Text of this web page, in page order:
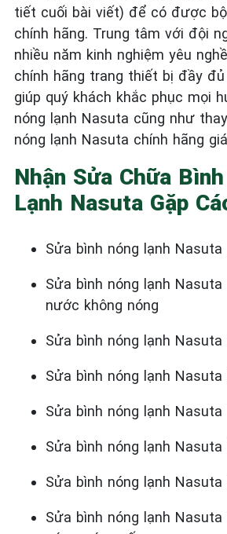
tiết cuối bài viết) để có được
chính hãng. Trung tâm với đội
nhiều năm kinh nghiệm yêu
chính hãng trang thiết bị đầy
giúp quý khách khắc phục mọi
nóng lạnh Nasuta cũng như
nóng lạnh Nasuta chính hãng
Nhận Sửa Chữa
Lạnh Nasuta Gặp
Sửa bình nóng lạnh
Sửa bình nóng lạnh
nước không nóng
Sửa bình nóng lạnh
Sửa bình nóng lạnh Nasuta
Sửa bình nóng lạnh
Sửa bình nóng lạnh
Sửa bình nóng lạnh Nasuta
Sửa bình nóng lạnh